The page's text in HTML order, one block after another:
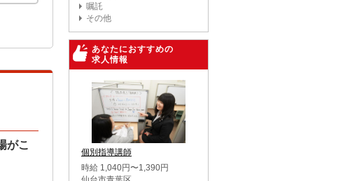
がこ
嘱託
その他
あなたにおすすめの
求人情報
個別指導講師
時給 1,040円〜1,390円